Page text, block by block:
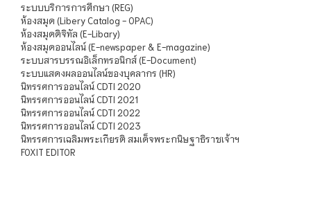
ระบบบริการการศึกษา (REG)
ห้องสมุด (Libery Catalog - OPAC)
ห้องสมุดดิจิทัล (E-Libary)
ห้องสมุดออนไลน์ (E-newspaper & E-magazine)
ระบบสารบรรณอิเล็กทรอนิกส์ (E-Document)
ระบบแสดงผลออนไลน์ของบุคลากร (HR)
นิทรรศการออนไลน์ CDTI 2020
นิทรรศการออนไลน์ CDTI 2021
นิทรรศการออนไลน์ CDTI 2022
นิทรรศการออนไลน์ CDTI 2023
นิทรรศการเฉลิมพระเกียรติ สมเด็จพระกนิษฐาธิราชเจ้าฯ
FOXIT EDITOR